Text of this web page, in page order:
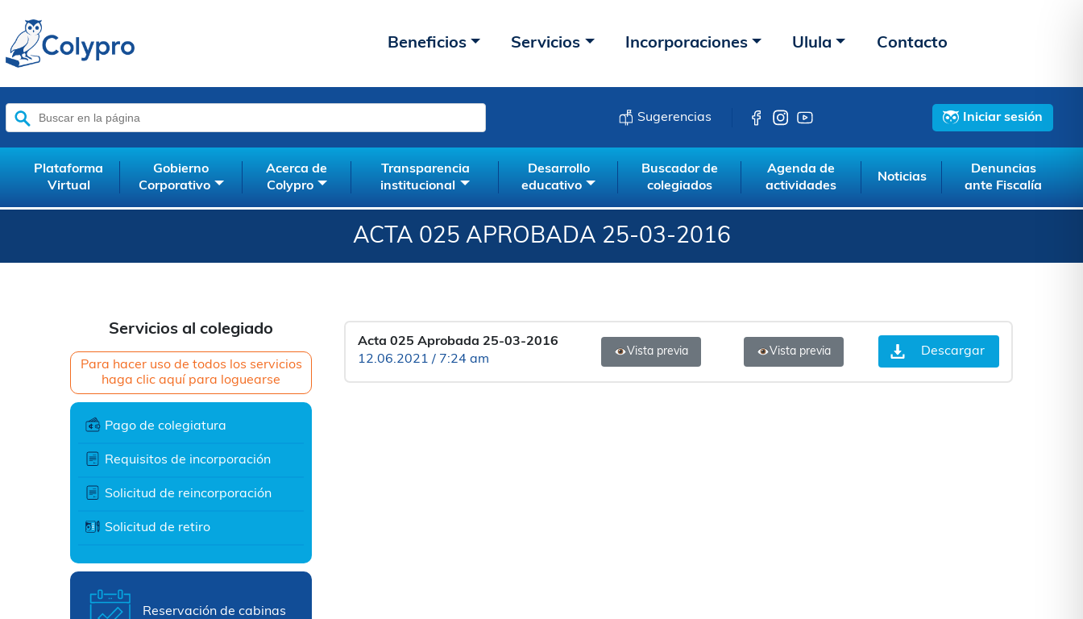
Beneficios Servicios Incorporaciones Ulula Contacto
Buscar:
Sugerencias Iniciar sesión
Plataforma
Virtual
Gobierno
Corporativo
Acerca de
Colypro
Transparencia
institucional
Desarrollo
educativo
Buscador de
colegiados
Agenda de
actividades
Noticias
Denuncias
ante Fiscalía
ACTA 025 APROBADA 25-03-2016
Servicios al colegiado
Para hacer uso de todos los servicios
haga clic aquí para loguearse
Pago de colegiatura
Requisitos de incorporación
Solicitud de reincorporación
Solicitud de retiro
Reservación de cabinas
Acta 025 Aprobada 25-03-2016
12.06.2021 / 7:24 am
Vista previa Vista previa Descargar